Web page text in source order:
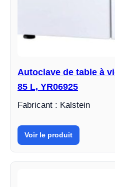
Autoclave de table à
85 L, YR06925
Fabricant : Kalstein
Voir le produit